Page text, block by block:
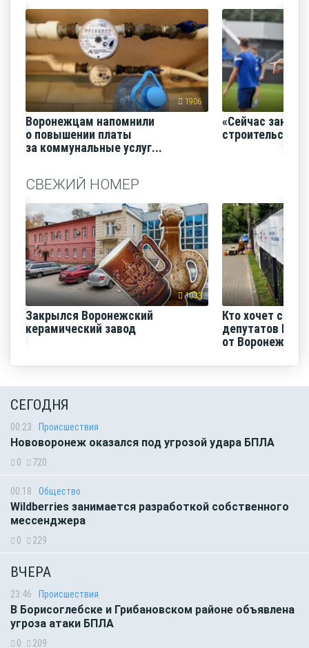
1906
Воронежцам напомнили
о повышении платы
за коммунальные услуг...
«Сейчас
СВЕЖИЙ НОМЕР
1033
Закрылся Воронежский
керамический завод
Кто хочет
депутатов
от Воронежск...
СЕГОДНЯ
00:23 Происшествия
Нововоронеж оказался под угрозой удара БПЛА
0 720
00:18 Общество
Wildberries занимается разработкой собственного
мессенджера
0 229
ВЧЕРА
23:46 Происшествия
В Борисоглебске и Грибановском районе объявлена
угроза атаки БПЛА
0 209